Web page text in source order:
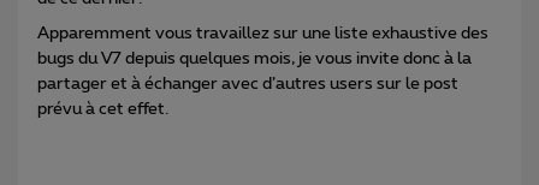
Apparemment vous travaillez sur une liste exhaustive des
bugs du V7 depuis quelques mois, je vous invite donc à la
partager et à échanger avec d’autres users sur le post
prévu à cet effet.